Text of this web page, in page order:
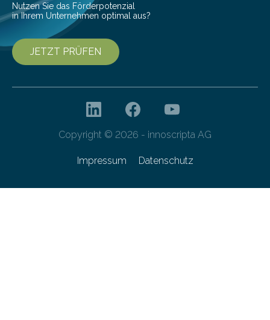
Nutzen Sie das Förderpotenzial
in Ihrem Unternehmen optimal aus?
JETZT PRÜFEN
Copyright © 2026 - innoscripta AG
Impressum Datenschutz